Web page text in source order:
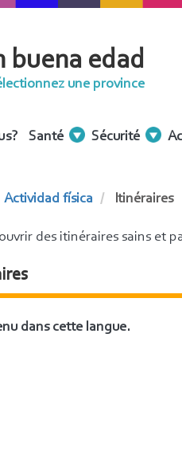
buena edad
une province
Santé Sécurité
Actividad física Itinéraires
des itinéraires sains et
dans cette langue.